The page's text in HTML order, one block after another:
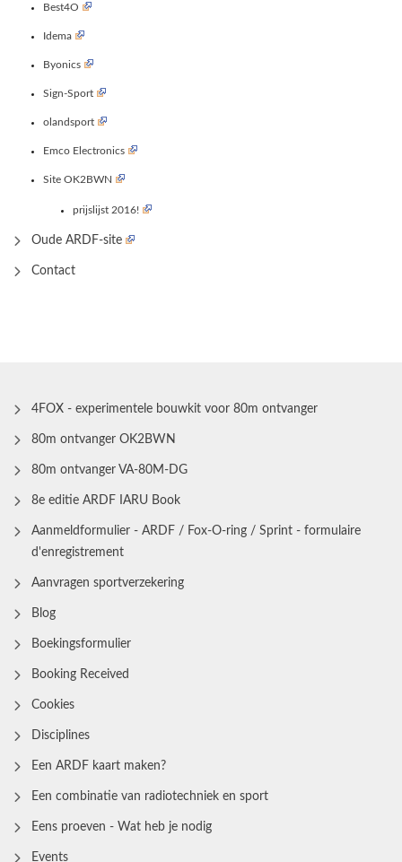
Best4O
Idema
Byonics
Sign-Sport
olandsport
Emco Electronics
Site OK2BWN
prijslijst 2016!
Oude ARDF-site
Contact
4FOX - experimentele bouwkit voor 80m ontvanger
80m ontvanger OK2BWN
80m ontvanger VA-80M-DG
8e editie ARDF IARU Book
Aanmeldformulier - ARDF / Fox-O-ring / Sprint - formulaire
d'enregistrement
Aanvragen sportverzekering
Blog
Boekingsformulier
Booking Received
Cookies
Disciplines
Een ARDF kaart maken?
Een combinatie van radiotechniek en sport
Eens proeven - Wat heb je nodig
Events